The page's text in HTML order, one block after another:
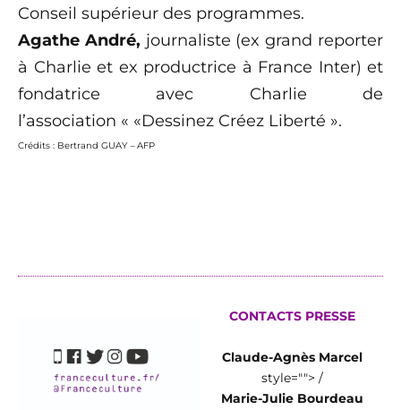
Conseil supérieur des programmes.
Agathe André, journaliste (ex grand reporter
à Charlie et ex productrice à France Inter) et
fondatrice avec Charlie de
l’association « «Dessinez Créez Liberté ».
Crédits : Bertrand GUAY –AFP
CONTACTS PRESSE
Claude-Agnès Marcel
style=""> /
Marie-Julie Bourdeau